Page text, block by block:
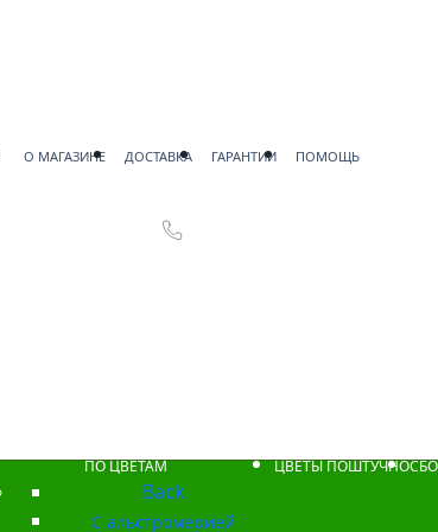
О МАГАЗИНЕ ДОСТАВКА ГАРАНТИИ ПОМОЩЬ
ПО ЦВЕТАМ
Back
С альстромерией
ЦВЕТЫ ПОШТУЧНО